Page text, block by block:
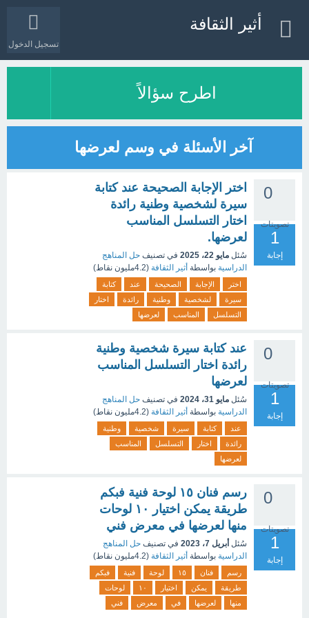
تسجيل الدخول
أثير الثقافة
اطرح سؤالاً
آخر الأسئلة في وسم لعرضها
0
تصويتات
1
إجابة
اختر الإجابة الصحيحة عند كتابة
سيرة لشخصية وطنية رائدة
اختار التسلسل المناسب
لعرضها.
سُئل مايو 22، 2025 في تصنيف حل المناهج
الدراسية بواسطة أثير الثقافة (4.2مليون نقاط)
اختر الإجابة الصحيحة عند
كتابة
سيرة
لشخصية وطنية رائدة
اختار
التسلسل
المناسب لعرضها
0
تصويتات
1
إجابة
عند كتابة سيرة شخصية وطنية
رائدة اختار التسلسل المناسب
لعرضها
سُئل مايو 31، 2024 في تصنيف حل المناهج
الدراسية بواسطة أثير الثقافة (4.2مليون نقاط)
عند كتابة سيرة شخصية
وطنية
رائدة
اختار التسلسل
المناسب
لعرضها
0
تصويتات
1
إجابة
رسم فنان ١٥ لوحة فنية فبكم
طريقة يمكن اختيار ۱۰ لوحات
منها لعرضها في معرض فني
سُئل أبريل 7، 2023 في تصنيف حل المناهج
الدراسية بواسطة أثير الثقافة (4.2مليون نقاط)
رسم فنان ١٥ لوحة فنية
فبكم
طريقة
يمكن اختيار ۱۰
لوحات
منها
لعرضها في معرض فني